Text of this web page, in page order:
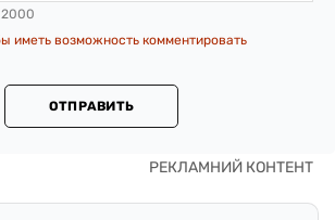
2000
иметь возможность комментировать
ОТПРАВИТЬ